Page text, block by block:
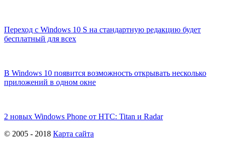
Переход с Windows 10 S на стандартную редакцию будет
бесплатный для всех
В Windows 10 появится возможность открывать несколько
приложений в одном окне
2 новых Windows Phone от HTC: Titan и Radar
© 2005 - 2018 Карта сайта